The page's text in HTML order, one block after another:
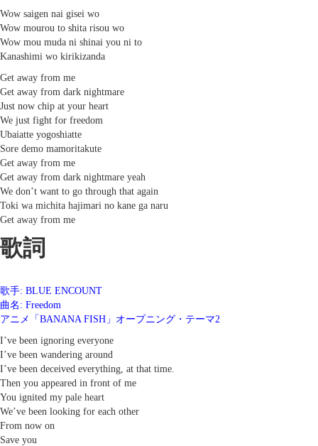
Wow saigen nai gisei wo
Wow mourou to shita risou wo
Wow mou muda ni shinai you ni to
Kanashimi wo kirikizanda
Get away from me
Get away from dark nightmare
Just now chip at your heart
We just fight for freedom
Ubaiatte yogoshiatte
Sore demo mamoritakute
Get away from me
Get away from dark nightmare yeah
We don’t want to go through that again
Toki wa michita hajimari no kane ga naru
Get away from me
歌詞
歌手: BLUE ENCOUNT
曲名: Freedom
アニメ「BANANA FISH」オープニング・テーマ2
I’ve been ignoring everyone
I’ve been wandering around
I’ve been deceived everything, at that time.
Then you appeared in front of me
You ignited my pale heart
We’ve been looking for each other
From now on
Save you